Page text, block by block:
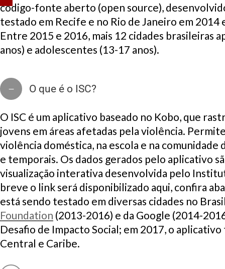
código-fonte aberto (open source),
testado em Recife e no Rio de Janeiro em 2014
Entre 2015 e 2016, mais 12 cidades brasileiras
anos) e adolescentes (13-17 anos).
O que é o ISC?
O ISC é um aplicativo baseado no Kobo, que
jovens em áreas afetadas pela violência.
violência doméstica, na escola e na comunidade
e temporais. Os dados gerados pelo aplicativo
visualização interativa desenvolvida pelo
breve o link será disponibilizado aqui, confira
está sendo testado em diversas cidades no
Foundation (2013-2016) e da Google (2014-
Desafio de Impacto Social; em 2017, o
Central e Caribe.